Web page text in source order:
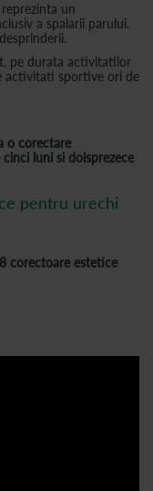
un
a spalarii parului.
pe durata activitatilor
activitati sportive ori de
o corectare
luni si doisprezece
pentru urechi
corectoare estetice